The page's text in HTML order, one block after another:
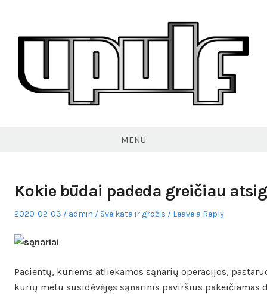
content
MENU
Kokie būdai padeda greičiau
Posted
2020-02-03 Author
admin
Posted
Sveikata ir grožis Leave a Reply
Pacientų, kuriems atliekamos sąnarių operacijos,
kurių metu susidėvėjęs sąnarinis paviršius